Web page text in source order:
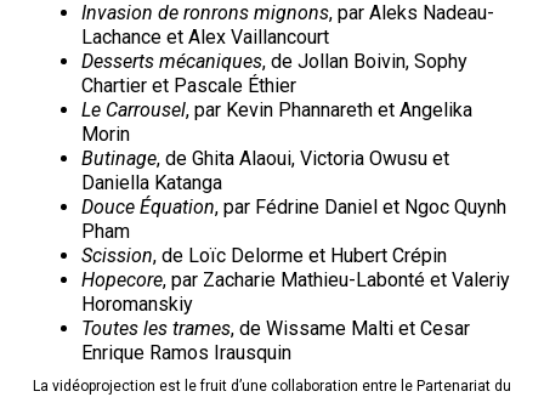
Invasion de ronrons mignons, par Aleks Nadeau-
Lachance et Alex Vaillancourt
Desserts mécaniques, de Jollan Boivin, Sophy
Chartier et Pascale Éthier
Le Carrousel, par Kevin Phannareth et Angelika
Morin
Butinage, de Ghita Alaoui, Victoria Owusu et
Daniella Katanga
Douce Équation, par Fédrine Daniel et Ngoc Quynh
Pham
Scission, de Loïc Delorme et Hubert Crépin
Hopecore, par Zacharie Mathieu-Labonté et Valeriy
Horomanskiy
Toutes les trames, de Wissame Malti et Cesar
Enrique Ramos Irausquin
La vidéoprojection est le fruit d’une collaboration entre le Partenariat du